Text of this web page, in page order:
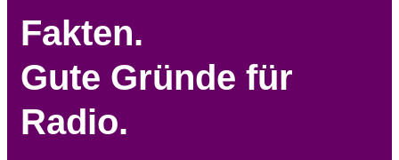
Fakten.
Gute Gründe für
Radio.